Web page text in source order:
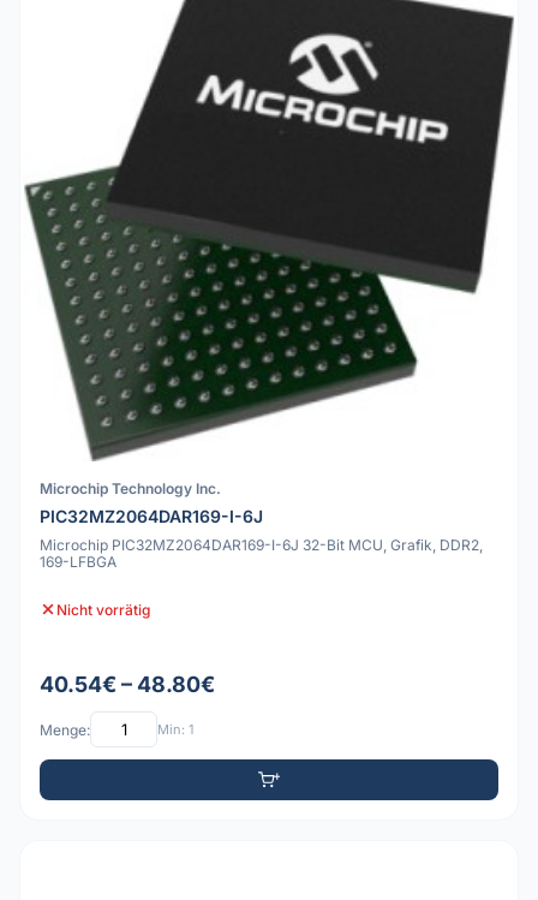
Microchip Technology Inc.
PIC32MZ2064DAR169-I-6J
Microchip PIC32MZ2064DAR169-I-6J 32-Bit MCU, Grafik, DDR2,
169-LFBGA
Nicht vorrätig
40.54€ – 48.80€
Menge: Min: 1